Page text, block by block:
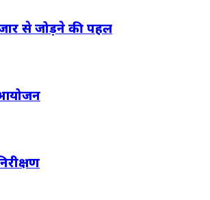
से जोड़ने की पहल
आयोजन